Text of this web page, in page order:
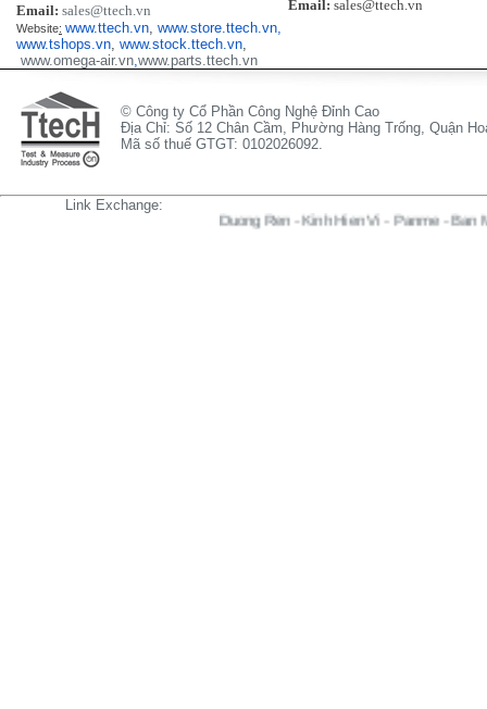
Email: sales@ttech.vn
Website: www.ttech.vn, www.store.ttech.vn,
www.tshops.vn, www.stock.ttech.vn,
www.omega-air.vn,www.parts.ttech.vn
Email: sales@ttech.vn
© Công ty Cổ Phần Công Nghệ Đỉnh Cao
Địa Chỉ: Số 12 Chân Cầm, Phường Hàng Trống, Quận
Mã số thuế GTGT: 0102026092.
Link Exchange:
-Kinh Hien Vi-Panme-Ban Map- Thuoc